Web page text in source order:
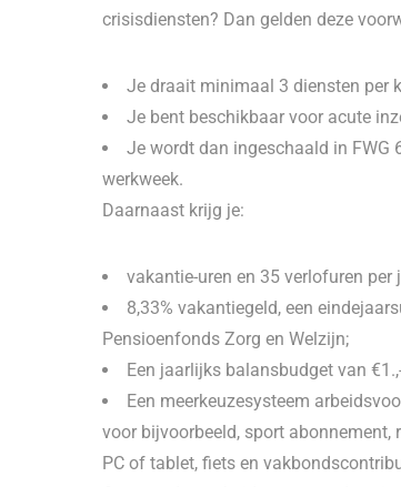
crisisdiensten? Dan gelden deze
Je draait minimaal 3 diensten per
Je bent beschikbaar voor acute
Je wordt dan ingeschaald in FWG
werkweek.
Daarnaast krijg je:
vakantie-uren en 35 verlofuren
8,33% vakantiegeld, een
Pensioenfonds Zorg en Welzijn;
Een jaarlijks balansbudget van
Een meerkeuzesysteem
voor bijvoorbeeld, sport abonnement,
PC of tablet, fiets en